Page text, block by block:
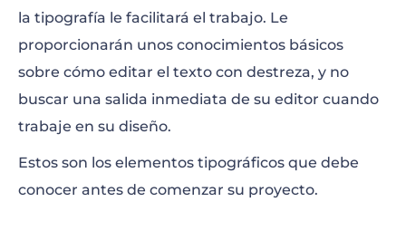
la tipografía le facilitará el trabajo. Le
proporcionarán unos conocimientos básicos
sobre cómo editar el texto con destreza, y no
buscar una salida inmediata de su editor cuando
trabaje en su diseño.
Estos son los elementos tipográficos que debe
conocer antes de comenzar su proyecto.